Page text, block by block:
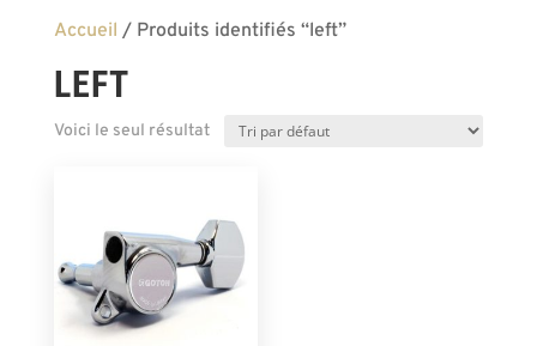
Accueil / Produits identifiés “left”
LEFT
Voici le seul résultat